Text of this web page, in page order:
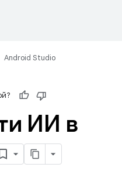
Android Studio
ИИ в